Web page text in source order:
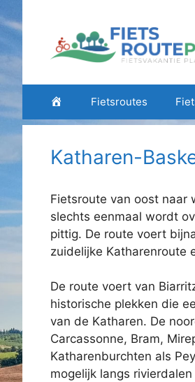
naar
inhoud
Fietsroutes
Katharen-
Fietsroute van oost naar
slechts eenmaal wordt
pittig. De route voert
zuidelijke Katharenroute
De route voert van
historische plekken die
van de Katharen. De
Carcassonne, Bram,
Katharenburchten als
mogelijk langs